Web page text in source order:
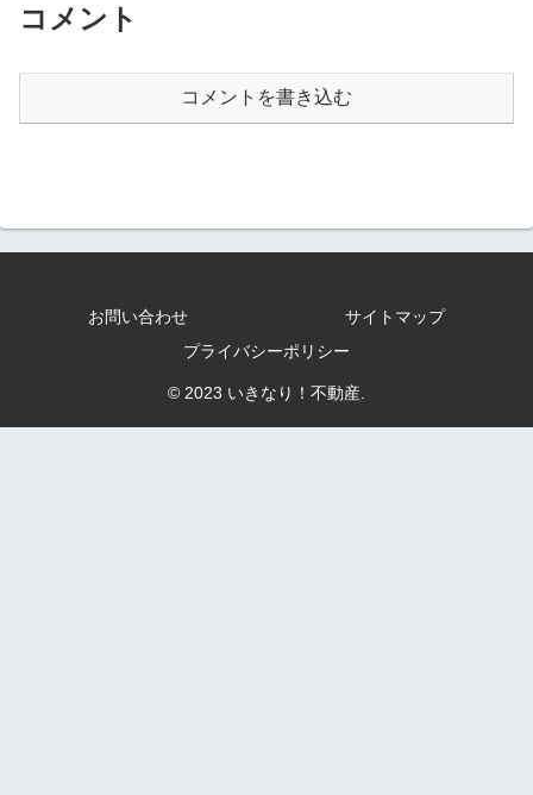
コメント
コメントを書き込む
お問い合わせ
サイトマップ
プライバシーポリシー
© 2023 いきなり！不動産.